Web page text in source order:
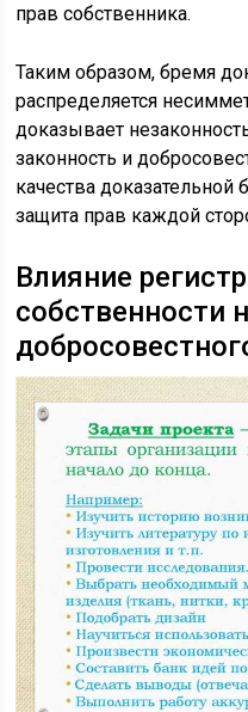
прав собственника.
Таким образом, бремя
распределяется
доказывает
законность и
качества
защита прав каждой
Влияние
собственности